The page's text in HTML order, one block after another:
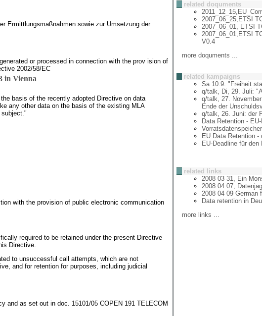
Ermittlungsmaßnahmen sowie zur Umsetzung der
or processed in connection with the prov ision of
2002/58/EC
in Vienna
basis of the recently adopted Directive on data
any other data on the basis of the existing MLA
subject."
with the provision of public electronic communication
required to be retained under the present Directive
Directive.
to unsuccessful call attempts, which are not
and for retention for purposes, including judicial
and as set out in doc. 15101/05 COPEN 191 TELECOM
related doquments
2007_06_25,ETSI
2007_06_01, ETSI
2007_06_01,ETSI
V0.4
more doquments ...
related kampaigns
Sa 10.9. "Freiheit
q/talk, Di, 29. Juli:
q/talk, 27.
Ende der
q/talk, 26. Juni: der
Data Retention -
EU Data Retention -
EU-Deadline für
related links
2008 03 31, Ein
2008 04 07,
2008 04 09 German
Data retention in
more links ...